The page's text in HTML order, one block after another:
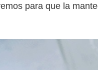
para que la